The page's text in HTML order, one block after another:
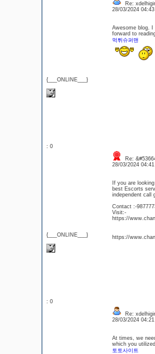
{___ONLINE___}
Re:
28/03/2024
Awesome blog. I
forward to
먹튀슈퍼맨
: 0
{___ONLINE___}
Re:
28/03/2024
If you are
best Escorts
independent call
Contact :-
Visit:-
https://
https://
: 0
Re:
28/03/2024
At times, we
which you
토토사이트